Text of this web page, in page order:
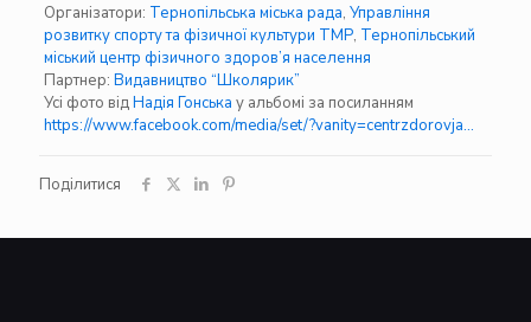
Організатори: Тернопільська міська рада, Управління
розвитку спорту та фізичної культури ТМР, Тернопільський
міський центр фізичного здоров’я населення
Партнер: Видавництво “Школярик”
Усі фото відНадія Гонська у альбомі за посиланням
https://www.facebook.com/media/set/?vanity=centrzdorovja…
Поділитися